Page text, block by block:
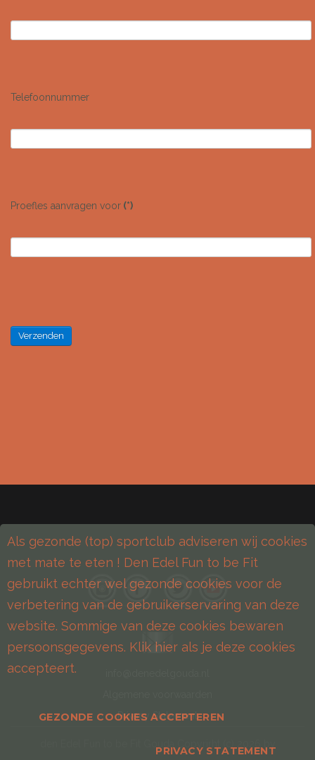
Telefoonnummer
Proefles aanvragen voor (*)
Verzenden
Privacy Statement
Als gezonde (top) sportclub adviseren wij cookies
met mate te eten ! Den Edel Fun to be Fit
gebruikt echter wel gezonde cookies voor de
verbetering van de gebruikerservaring van deze
website. Sommige van deze cookies bewaren
persoonsgegevens. Klik hier als je deze cookies
accepteert.
GEZONDE COOKIES ACCEPTEREN
PRIVACY STATEMENT